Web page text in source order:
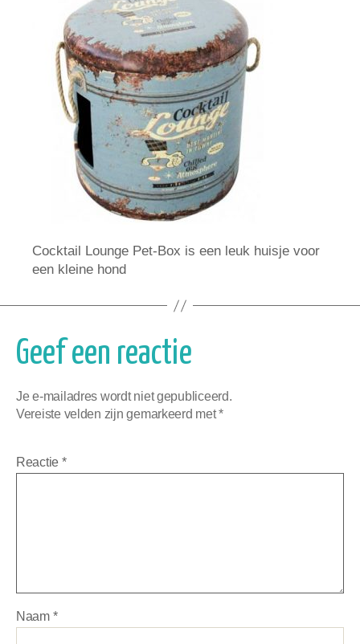
Cocktail Lounge Pet-Box is een leuk huisje voor
een kleine hond
Geef een reactie
Je e-mailadres wordt niet gepubliceerd.
Vereiste velden zijn gemarkeerd met*
Reactie *
Naam *